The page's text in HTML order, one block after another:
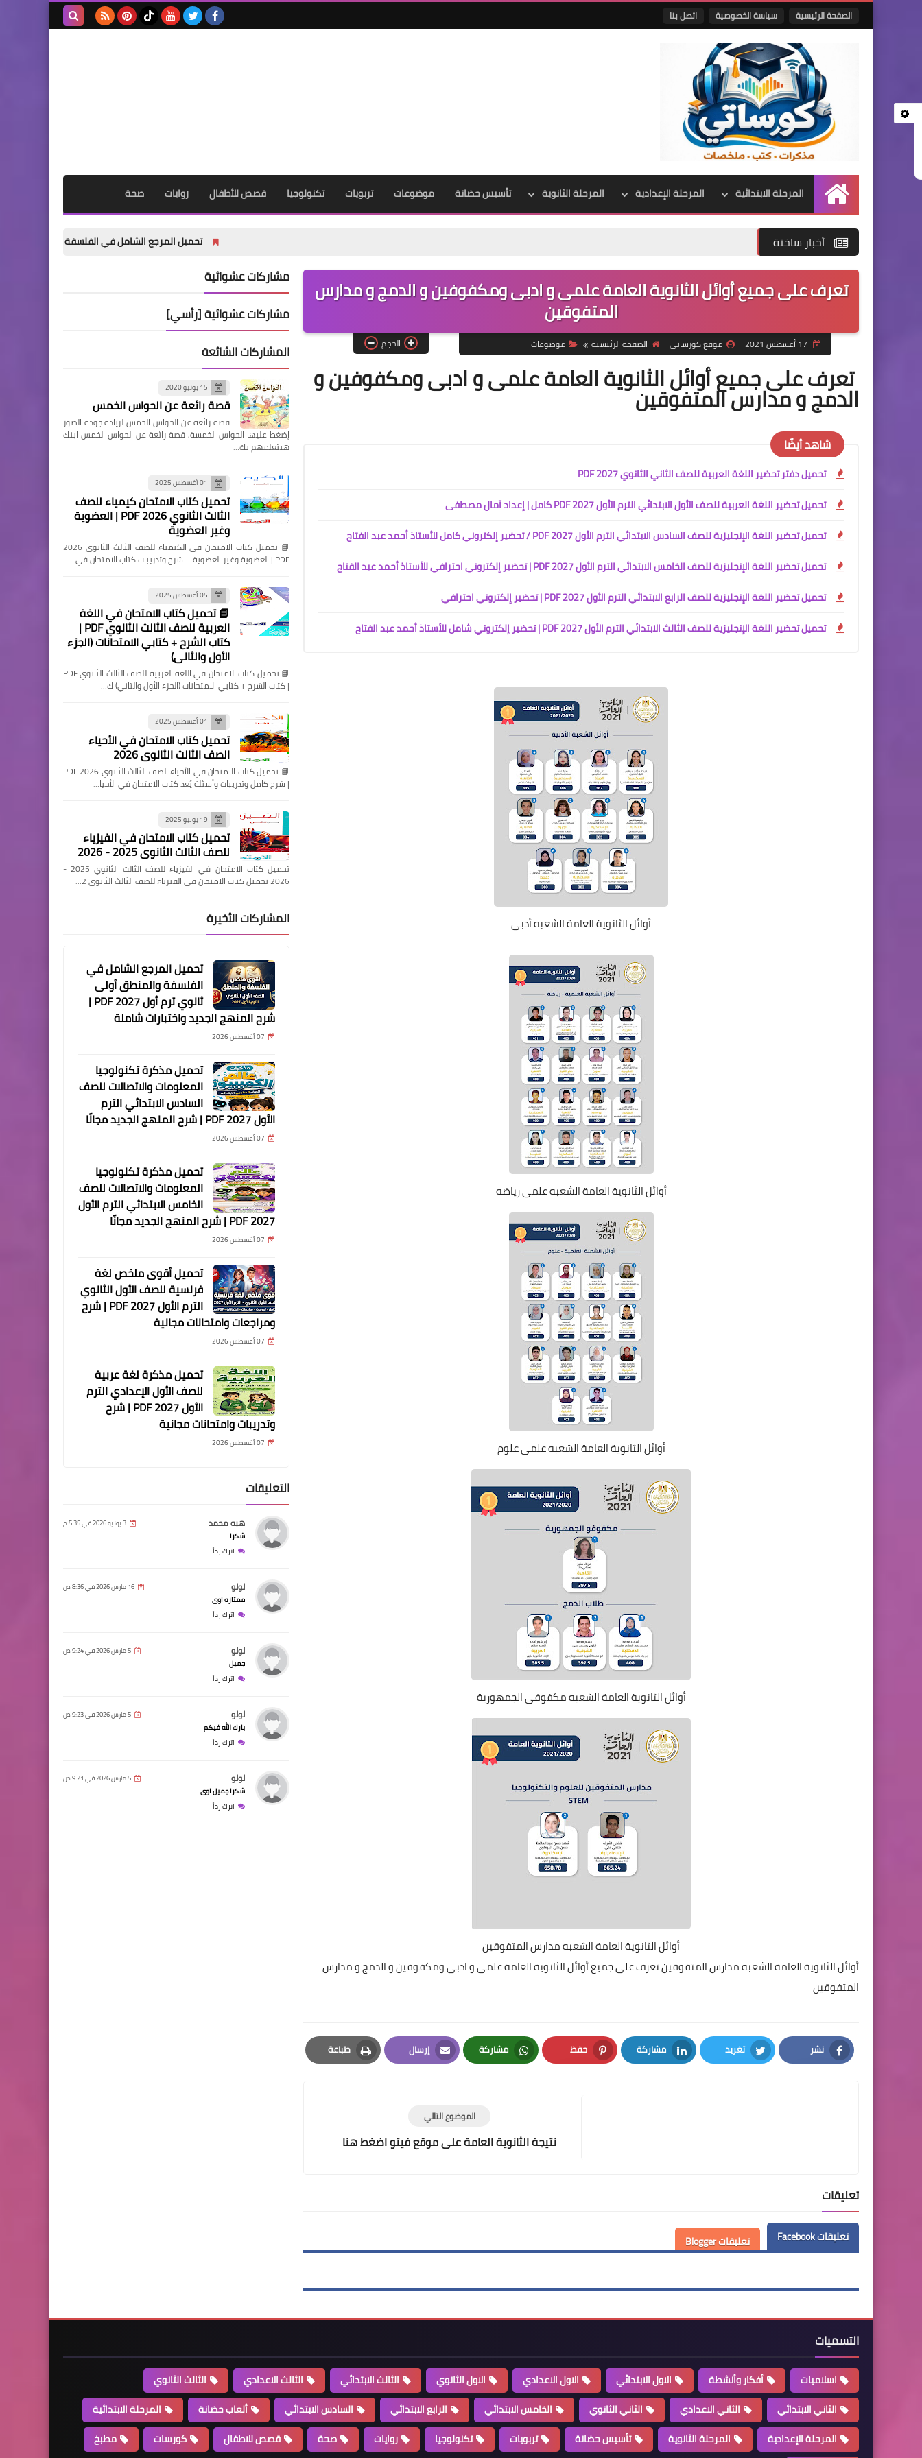
الصفحة الرئيسية سياسة الخصوصية اتصل بنا
الرئيسية
المرحلة الابتدائية المرحلة الإعدادية المرحلة الثانوية تأسيس حضانة موضوعات تربويات تكنولوجيا قصص للأطفال روايات صحة
أخبار ساخنة تحميل المرجع الشامل في الفلسفة والمنطق أولى ثانوي ترم أول 2027 PDF | شرح المنهج الجديد واختبارات شاملة
تعرف على جميع أوائل الثانوية العامة علمى و ادبى ومكفوفين و الدمج و مدارس
المتفوقين
موقع كورساتي الصفحة الرئيسية موضوعات الحجم
تعرف على جميع أوائل الثانوية العامة علمى و ادبى ومكفوفين و
الدمج و مدارس المتفوقين
شاهد أيضًا
تحميل دفتر تحضير اللغة العربية للصف الثاني الثانوي PDF 2027
تحميل تحضير اللغة العربية للصف الأول الابتدائي الترم الأول 2027 PDF كامل | إعداد آمال مصطفى
تحميل تحضير اللغة الإنجليزية للصف السادس الابتدائي الترم الأول 2027 PDF / تحضير إلكتروني كامل للأستاذ أحمد عبد الفتاح
تحميل تحضير اللغة الإنجليزية للصف الخامس الابتدائي الترم الأول 2027 PDF | تحضير إلكتروني احترافي للأستاذ أحمد عبد الفتاح
تحميل تحضير اللغة الإنجليزية للصف الرابع الابتدائي الترم الأول 2027 PDF | تحضير إلكتروني احترافي
تحميل تحضير اللغة الإنجليزية للصف الثالث الابتدائي الترم الأول 2027 PDF | تحضير إلكتروني شامل للأستاذ أحمد عبد الفتاح
أوائل الثانوية العامة الشعبه أدبى
أوائل الثانوية العامة الشعبه علمى رياضه
أوائل الثانوية العامة الشعبه علمى علوم
أوائل الثانوية العامة الشعبه مكفوفى الجمهورية
أوائل الثانوية العامة الشعبه مدارس المتفوقين
أوائل الثانوية العامة الشعبه مدارس المتفوقين تعرف على جميع أوائل الثانوية العامة علمى و ادبى ومكفوفين و الدمج و مدارس
المتفوقين
نشر
Facebook
تغريد
Twitter
مشاركة
LinkedIn
حفظ
Pinterest
مشاركة
Whatsapp
إرسال
Email
طباعة
Print
الموضوع التالي
نتيجة الثانوية العامة على موقع فيتو اضغط هنا
تعليقات
تعليقات Facebook تعليقات Blogger
مشاركات عشوائية
مشاركات عشوائية [رأسي]
المشاركات الشائعة
15 يونيو 2020
قصة رائعة عن الحواس الخمس
قصة رائعة عن الحواس الخمس لزيادة جودة الصور
إضغط عليها الحواس الخمسة, قصة رائعة عن الحواس الخمس ابنك
هيتعلمهم بك…
01 أغسطس 2025
تحميل كتاب الامتحان كيمياء للصف
الثالث الثانوي 2026 PDF | العضوية
وغير العضوية
📘 تحميل كتاب الامتحان في الكيمياء للصف الثالث الثانوي 2026
PDF | العضوية وغير العضوية – شرح وتدريبات كتاب الامتحان في …
05 أغسطس 2025
📘 تحميل كتاب الامتحان في اللغة
العربية للصف الثالث الثانوي PDF |
كتاب الشرح + كتابي الامتحانات (الجزء
الأول والثاني)
📘 تحميل كتاب الامتحان في اللغة العربية للصف الثالث الثانوي PDF
| كتاب الشرح + كتابي الامتحانات (الجزء الأول والثاني) ك…
01 أغسطس 2025
تحميل كتاب الامتحان في الأحياء
الصف الثالث الثانوي 2026
📘 تحميل كتاب الامتحان في الأحياء الصف الثالث الثانوي 2026 PDF
| شرح كامل وتدريبات وأسئلة يُعد كتاب الامتحان في الأحيا…
19 يوليو 2025
تحميل كتاب الامتحان في الفيزياء
للصف الثالث الثانوي 2025 - 2026
تحميل كتاب الامتحان في الفيزياء للصف الثالث الثانوي 2025 -
2026 تحميل كتاب الامتحان في الفيزياء للصف الثالث الثانوي 2…
المشاركات الأخيرة
تحميل المرجع الشامل في
الفلسفة والمنطق أولى
ثانوي ترم أول 2027 PDF |
شرح المنهج الجديد واختبارات شاملة
07 أغسطس 2026
تحميل مذكرة تكنولوجيا
المعلومات والاتصالات للصف
السادس الابتدائي الترم
الأول 2027 PDF | شرح المنهج الجديد مجانًا
07 أغسطس 2026
تحميل مذكرة تكنولوجيا
المعلومات والاتصالات للصف
الخامس الابتدائي الترم الأول
2027 PDF | شرح المنهج الجديد مجانًا
07 أغسطس 2026
تحميل أقوى ملخص لغة
فرنسية للصف الأول الثانوي
الترم الأول 2027 PDF | شرح
ومراجعات وامتحانات مجانية
07 أغسطس 2026
تحميل مذكرة لغة عربية
للصف الأول الإعدادي الترم
الأول 2027 PDF | شرح
وتدريبات وامتحانات مجانية
07 أغسطس 2026
التعليقات
هبه محمد 3 يونيو 2026 في 5:35 م
شكرا
اترك رداً
لولو 16 مارس 2026 في 8:36 ص
ممتازه اوى
اترك رداً
لولو 5 مارس 2026 في 9:24 ص
جميل
اترك رداً
لولو 5 مارس 2026 في 9:23 ص
بارك الله فيكم
اترك رداً
لولو 5 مارس 2026 في 9:21 ص
شكرا جميل اوى
اترك رداً
التسميات
اسلاميات أفكار وأنشطة الاول الابتدائي الاول الاعدادي الاول الثانوي الثالث الابتدائي الثالث الاعدادي
الثالث الثانوي
الثاني الابتدائي
الثاني الاعدادي الثاني الثانوي الخامس الابتدائي الرابع الابتدائي السادس الابتدائي ألعاب حضانة
المرحلة الابتدائية
المرحلة الإعدادية
المرحلة الثانوية تأسيس حضانة تربويات تكنولوجيا روايات صحة قصص للاطفال كورسات مطبخ